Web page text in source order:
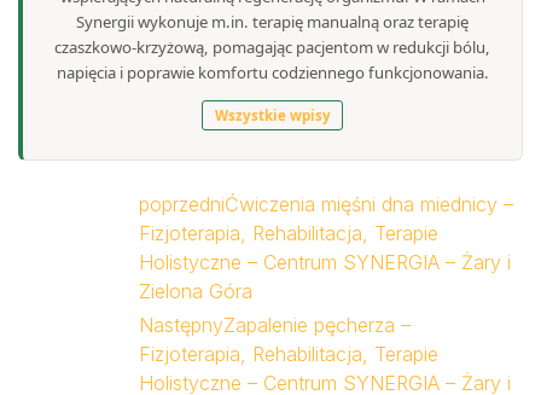
Synergii wykonuje m.in. terapię manualną oraz terapię
czaszkowo-krzyżową, pomagając pacjentom w redukcji bólu,
napięcia i poprawie komfortu codziennego funkcjonowania.
Wszystkie wpisy
poprzedniĆwiczenia mięśni dna miednicy –
Fizjoterapia, Rehabilitacja, Terapie
Holistyczne – Centrum SYNERGIA – Żary i
Zielona Góra
NastępnyZapalenie pęcherza –
Fizjoterapia, Rehabilitacja, Terapie
Holistyczne – Centrum SYNERGIA – Żary i